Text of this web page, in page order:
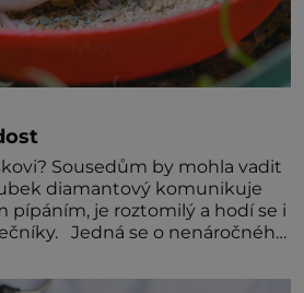
Sousedům by mohla vadit
diamantový komunikuje
pípáním, je roztomilý a hodí se i
Jedná se o nenáročného
kde sbírá zbytky semínek